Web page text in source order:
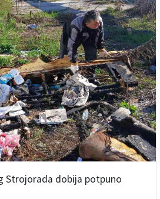
Strojorada dobija potpuno